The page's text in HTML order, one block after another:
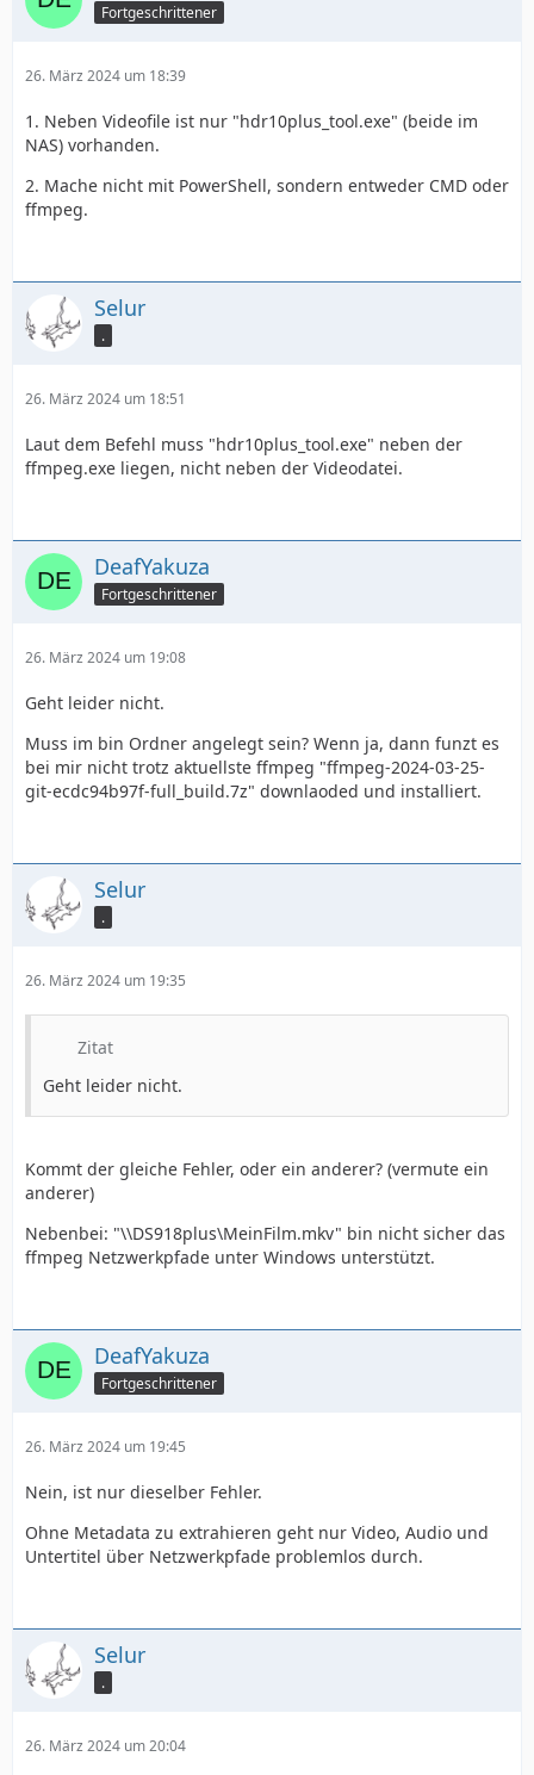
Fortgeschrittener
26. März 2024 um 18:39
1. Neben Videofile ist nur "hdr10plus_tool.exe" (beide im
NAS) vorhanden.
2. Mache nicht mit PowerShell, sondern entweder CMD oder
ffmpeg.
Selur
.
26. März 2024 um 18:51
Laut dem Befehl muss "hdr10plus_tool.exe" neben der
ffmpeg.exe liegen, nicht neben der Videodatei.
DeafYakuza
Fortgeschrittener
26. März 2024 um 19:08
Geht leider nicht.
Muss im bin Ordner angelegt sein? Wenn ja, dann funzt es
bei mir nicht trotz aktuellste ffmpeg "ffmpeg-2024-03-25-
git-ecdc94b97f-full_build.7z" downlaoded und installiert.
Selur
.
26. März 2024 um 19:35
Zitat
Geht leider nicht.
Kommt der gleiche Fehler, oder ein anderer? (vermute ein
anderer)
Nebenbei: "\\DS918plus\MeinFilm.mkv" bin nicht sicher das
ffmpeg Netzwerkpfade unter Windows unterstützt.
DeafYakuza
Fortgeschrittener
26. März 2024 um 19:45
Nein, ist nur dieselber Fehler.
Ohne Metadata zu extrahieren geht nur Video, Audio und
Untertitel über Netzwerkpfade problemlos durch.
Selur
.
26. März 2024 um 20:04